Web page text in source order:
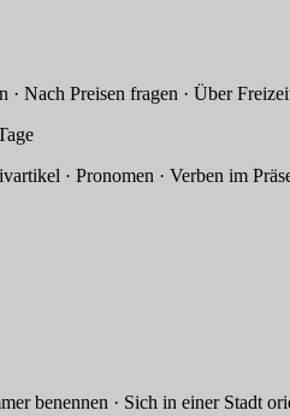
Preisen fragen · Über
· Verben im
· Sich in einer Stadt